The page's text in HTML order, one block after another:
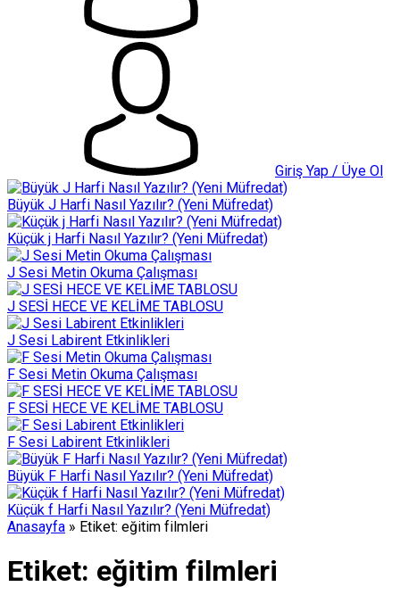
Giriş Yap / Üye Ol
Büyük J Harfi Nasıl Yazılır? (Yeni Müfredat)
Küçük j Harfi Nasıl Yazılır? (Yeni Müfredat)
J Sesi Metin Okuma Çalışması
J SESİ HECE VE KELİME TABLOSU
J Sesi Labirent Etkinlikleri
F Sesi Metin Okuma Çalışması
F SESİ HECE VE KELİME TABLOSU
F Sesi Labirent Etkinlikleri
Büyük F Harfi Nasıl Yazılır? (Yeni Müfredat)
Küçük f Harfi Nasıl Yazılır? (Yeni Müfredat)
Anasayfa » Etiket: eğitim filmleri
Etiket: eğitim filmleri